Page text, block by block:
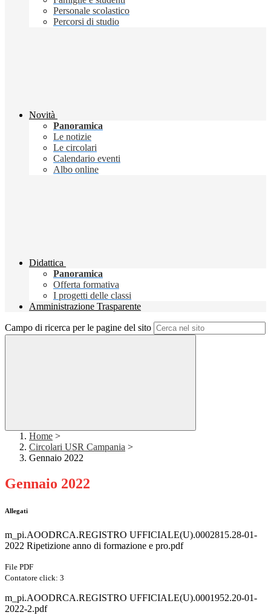
Personale scolastico
Percorsi di studio
Novità
Panoramica
Le notizie
Le circolari
Calendario eventi
Albo online
Didattica
Panoramica
Offerta formativa
I progetti delle classi
Amministrazione Trasparente
Campo di ricerca per le pagine del sito
Home >
Circolari USR Campania >
Gennaio 2022
Gennaio 2022
Allegati
m_pi.AOODRCA.REGISTRO UFFICIALE(U).0002815.28-01-
2022 Ripetizione anno di formazione e pro.pdf
File PDF
Contatore click: 3
m_pi.AOODRCA.REGISTRO UFFICIALE(U).0001952.20-01-
2022-2.pdf